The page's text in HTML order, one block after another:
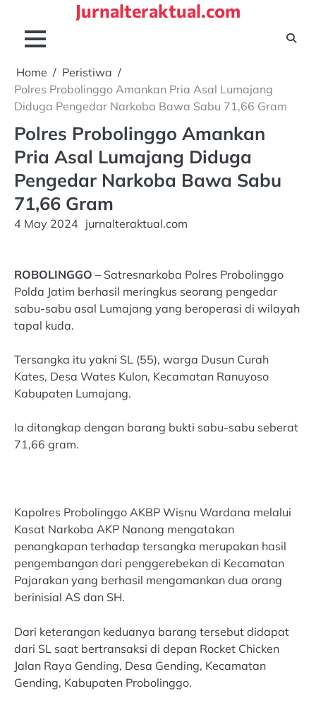
content
Jurnalteraktual.com
Home
Peristiwa
Polres Probolinggo Amankan Pria Asal Lumajang
Diduga Pengedar Narkoba Bawa Sabu 71,66 Gram
Polres Probolinggo Amankan
Pria Asal Lumajang Diduga
Pengedar Narkoba Bawa Sabu
71,66 Gram
4 May 2024 jurnalteraktual.com
ROBOLINGGO – Satresnarkoba Polres Probolinggo
Polda Jatim berhasil meringkus seorang pengedar
sabu-sabu asal Lumajang yang beroperasi di wilayah
tapal kuda.
Tersangka itu yakni SL (55), warga Dusun Curah
Kates, Desa Wates Kulon, Kecamatan Ranuyoso
Kabupaten Lumajang.
Ia ditangkap dengan barang bukti sabu-sabu seberat
71,66 gram.
Kapolres Probolinggo AKBP Wisnu Wardana melalui
Kasat Narkoba AKP Nanang mengatakan
penangkapan terhadap tersangka merupakan hasil
pengembangan dari penggerebekan di Kecamatan
Pajarakan yang berhasil mengamankan dua orang
berinisial AS dan SH.
Dari keterangan keduanya barang tersebut didapat
dari SL saat bertransaksi di depan Rocket Chicken
Jalan Raya Gending, Desa Gending, Kecamatan
Gending, Kabupaten Probolinggo.